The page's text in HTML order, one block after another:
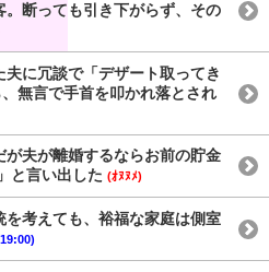
断っても引き下がらず、その
に冗談で「デザート取ってき
無言で手首を叩かれ落とされ
が夫が離婚するならお前の貯金
と言い出した (ｵﾇﾇﾒ)
を考えても、裕福な家庭は側室